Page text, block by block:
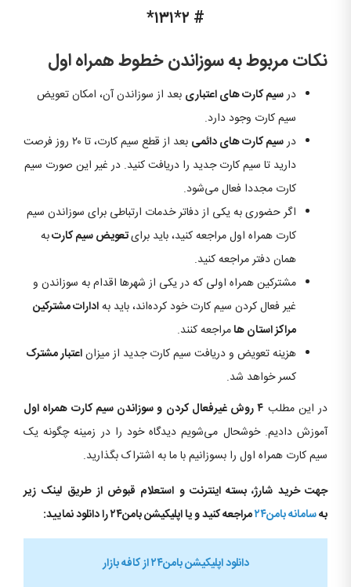
# ۲*۱۳۱*
نکات مربوط به سوزاندن خطوط همراه اول
درسیم کارت های اعتباری بعد از سوزاندن آن، امکان تعویض
سیم کارت وجود دارد.
درسیم کارت های دائمی
بعد از قطع سیم کارت، تا ۲۰ روز فرصت
دارید تا سیم کارت جدید را دریافت کنید. در غیر این صورت سیم
کارت مجددا فعال می‌شود.
اگر حضوری به یکی از دفاتر خدمات ارتباطی برای سوزاندن سیم
کارت همراه اول مراجعه کنید، باید برایتعویض سیم کارتبه
همان دفتر مراجعه کنید.
مشترکین همراه اولی که در یکی از شهرها اقدام به سوزاندن و
غیر فعال کردن سیم کارت خود کرده‌اند، باید بهادارات مشترکین
مراکز استان هامراجعه کنند.
هزینه تعویض و دریافت سیم کارت جدید از میزاناعتبار مشترک
کسر خواهد شد.
در این مطلب ۴ روش غیرفعال کردن و سوزاندن سیم کارت همراه اول
آموزش دادیم. خوشحال می‌شویم دیدگاه خود را در زمینه چگونه یک
سیم کارت همراه اول را بسوزانیم با ما به اشتراک بگذارید.
جهت خرید شارژ، بسته اینترنت و استعلام قبوض از طریق لینک زیر
بهسامانه بامن۲۴ مراجعه کنید و یا اپلیکیشن بامن۲۴ را دانلود نمایید:
دانلود اپلیکیشن بامن۲۴ از کافه بازار